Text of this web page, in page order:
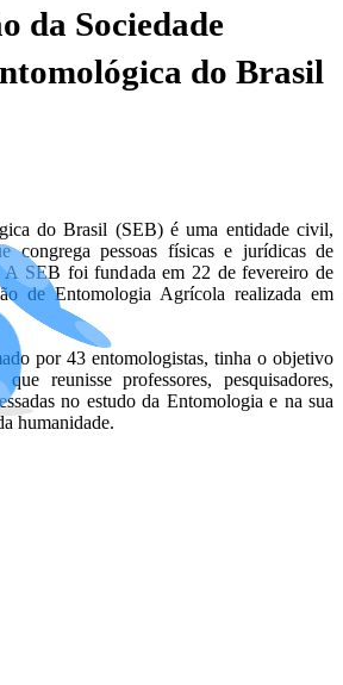
da Sociedade
do Brasil
do Brasil (SEB) é uma entidade civil,
congrega pessoas físicas e jurídicas de
A SEB foi fundada em 22 de fevereiro de
de Entomologia Agrícola realizada em
por 43 entomologistas, tinha o objetivo
reunisse professores, pesquisadores,
no estudo da Entomologia e na sua
humanidade.